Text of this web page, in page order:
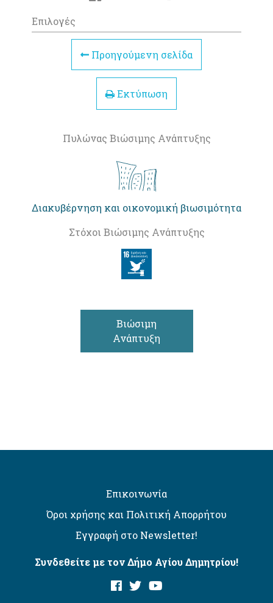
Επιλογές
Προηγούμενη σελίδα
Εκτύπωση
Πυλώνας Βιώσιμης Ανάπτυξης
Διακυβέρνηση και οικονομική βιωσιμότητα
Στόχοι Βιώσιμης Ανάπτυξης
Βιώσιμη
Ανάπτυξη
Επικοινωνία
Όροι χρήσης και Πολιτική Απορρήτου
Εγγραφή στο Newsletter!
Συνδεθείτε με τον Δήμο Αγίου Δημητρίου!